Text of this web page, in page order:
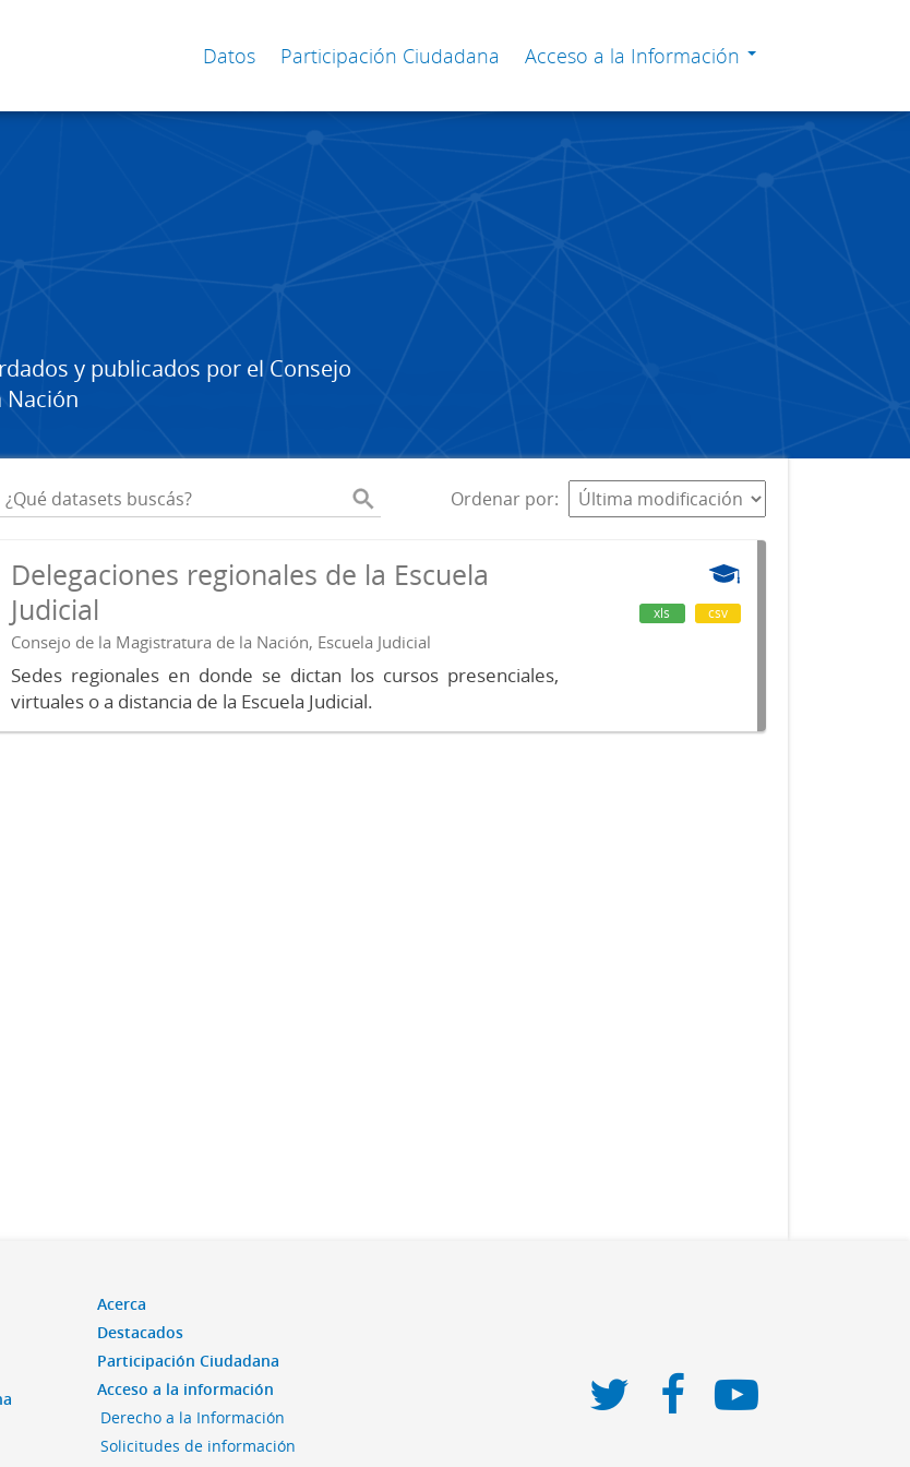
Datos Participación Ciudadana Acceso a la Información
y publicados por el Consejo
Nación
Ordenar por
Delegaciones regionales de la Escuela
Judicial
Consejo de la Magistratura de la Nación, Escuela Judicial
Sedes regionales en donde se dictan los cursos presenciales,
virtuales o a distancia de la Escuela Judicial.
xls csv
Acerca
Destacados
Participación Ciudadana
Acceso a la información
Derecho a la Información
Solicitudes de información